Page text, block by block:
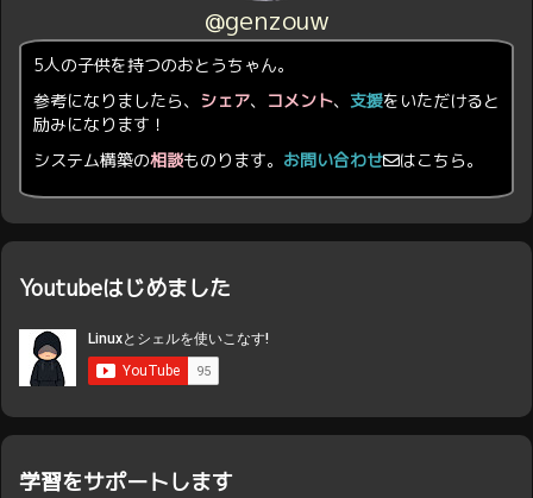
@genzouw
5人の子供を持つのおとうちゃん。
参考になりましたら、 シェア、 コメント、 支援をいただけると
励みになります！
システム構築の相談ものります。 お問い合わせ はこちら。
Youtubeはじめました
学習をサポートします